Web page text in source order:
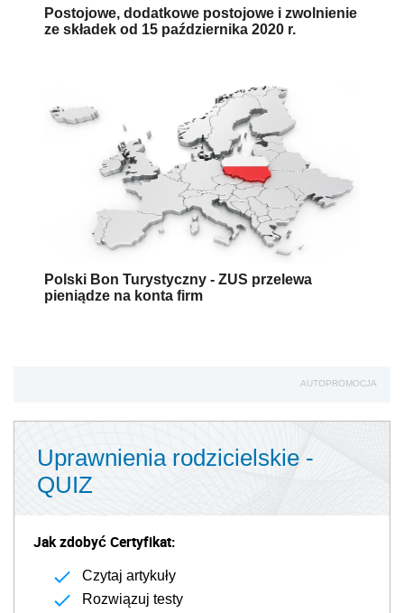
Postojowe, dodatkowe postojowe i zwolnienie
ze składek od 15 października 2020 r.
Polski Bon Turystyczny - ZUS przelewa
pieniądze na konta firm
AUTOPROMOCJA
Uprawnienia rodzicielskie -
QUIZ
Jak zdobyć Certyfikat:
Czytaj artykuły
Rozwiązuj testy